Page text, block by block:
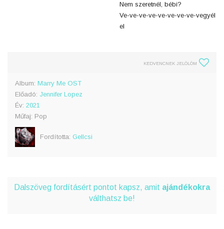
Nem szeretnél, bébi?
Ve-ve-ve-ve-ve-ve-ve-ve-vegyél
el
KEDVENCNEK JELÖLÖM
Album: Marry Me OST
Előadó: Jennifer Lopez
Év: 2021
Műfaj: Pop
Fordította: Gellcsi
Dalszöveg fordításért pontot kapsz, amit ajándékokra
válthatsz be!